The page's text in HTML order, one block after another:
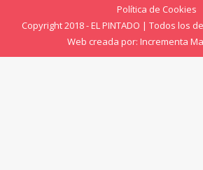
Política de Cookies
Copyright 2018 - EL PINTADO | Todos los
Web creada por: Incrementa